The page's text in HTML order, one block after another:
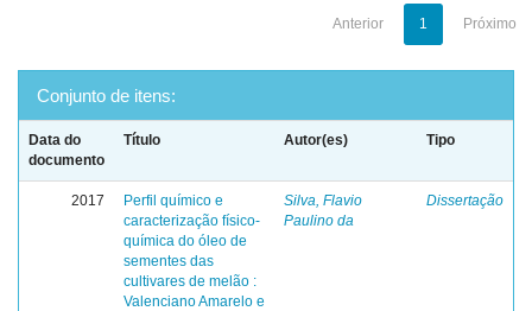
Anterior 1 Próximo
Conjunto de itens:
Data do
documento
Título Autor(es) Tipo
2017
Perfil químico e
caracterização físico-
química do óleo de
sementes das
cultivares de melão :
Valenciano Amarelo e
Silva, Flavio
Paulino da
Dissertação